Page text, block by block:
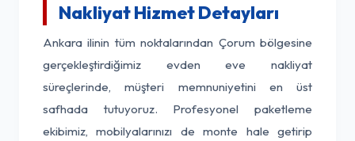
Nakliyat Hizmet Detayları
Ankara ilinin tüm noktalarından Çorum bölgesine
gerçekleştirdiğimiz evden eve nakliyat
süreçlerinde, müşteri memnuniyetini en üst
safhada tutuyoruz. Profesyonel paketleme
ekibimiz, mobilyalarınızı de monte hale getirip